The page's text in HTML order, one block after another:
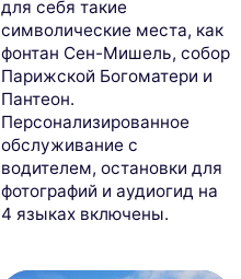
для себя такие
символические места, как
фонтан Сен-Мишель, собор
Парижской Богоматери и
Пантеон.
Персонализированное
обслуживание с
водителем, остановки для
фотографий и аудиогид на
4 языках включены.